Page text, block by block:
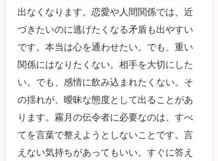
出なくなります。恋愛や人間関係では、近
づきたいのに逃げたくなる矛盾も出やすい
です。本当は心を通わせたい。でも、重い
関係にはなりたくない。相手を大切にした
い。でも、感情に飲み込まれたくない。そ
の揺れが、曖昧な態度として出ることがあ
ります。霧月の伝令者に必要なのは、すべ
てを言葉で整えようとしないことです。言
えない気持ちがあってもいい。すぐに答え